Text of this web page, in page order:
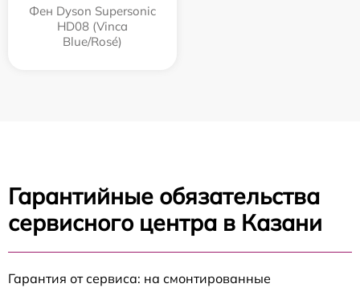
Фен Dyson Supersonic
HD08 (Vinca
Blue/Rosé)
Гарантийные обязательства
сервисного центра в Казани
Гарантия от сервиса: на смонтированные